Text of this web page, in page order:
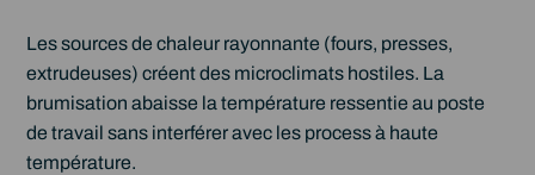
Les sources de chaleur rayonnante (fours, presses,
extrudeuses) créent des microclimats hostiles. La
brumisation abaisse la température ressentie au poste
de travail sans interférer avec les process à haute
température.